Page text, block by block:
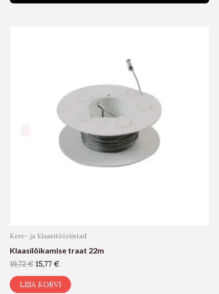
Kere- ja klaasitööriistad
Klaasilõikamise traat 22m
19,72€ 15,77 €
LISA KORVI